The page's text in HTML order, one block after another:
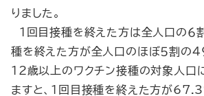
りました。
１回目接種を終えた方は全人口の６
種を終えた方が全人口のほぼ５割の
12歳以上のワクチン接種の対象人口
ますと、１回目接種を終えた方が67.3